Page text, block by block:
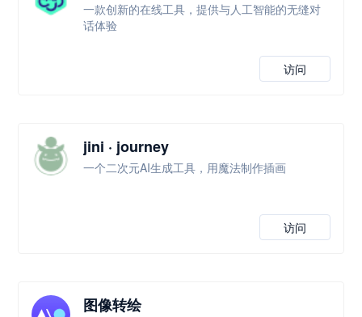
一款创新的在线工具，提供与人工智能的无缝对
话体验
访问
jini · journey
一个二次元AI生成工具，用魔法制作插画
访问
图像转绘